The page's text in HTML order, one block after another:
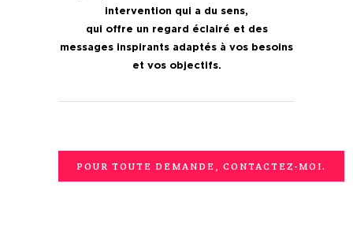
intervention qui a du sens,
qui offre un regard éclairé et des
messages inspirants adaptés à vos besoins
et vos objectifs.
POUR TOUTE DEMANDE, CONTACTEZ-MOI.